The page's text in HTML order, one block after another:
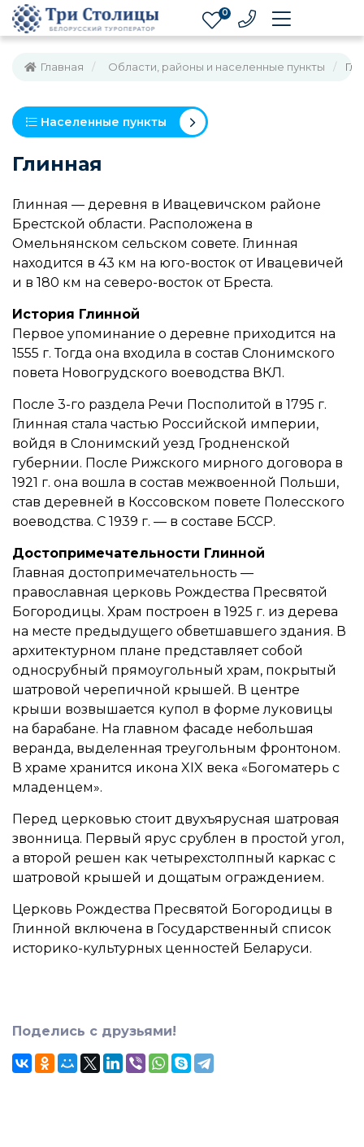
0
Главная Области, районы и населенные пункты
Населенные пункты
Глинная
Глинная — деревня в Ивацевичском районе
Брестской области. Расположена в
Омельнянском сельском совете. Глинная
находится в 43 км на юго-восток от Ивацевичей
и в 180 км на северо-восток от Бреста.
История Глинной
Первое упоминание о деревне приходится на
1555 г. Тогда она входила в состав Слонимского
повета Новогрудского воеводства ВКЛ.
После 3-го раздела Речи Посполитой в 1795 г.
Глинная стала частью Российской империи,
войдя в Слонимский уезд Гродненской
губернии. После Рижского мирного договора в
1921 г. она вошла в состав межвоенной Польши,
став деревней в Коссовском повете Полесского
воеводства. С 1939 г. — в составе БССР.
Достопримечательности Глинной
Главная достопримечательность —
православная церковь Рождества Пресвятой
Богородицы. Храм построен в 1925 г. из дерева
на месте предыдущего обветшавшего здания. В
архитектурном плане представляет собой
односрубный прямоугольный храм, покрытый
шатровой черепичной крышей. В центре
крыши возвышается купол в форме луковицы
на барабане. На главном фасаде небольшая
веранда, выделенная треугольным фронтоном.
В храме хранится икона XIX века «Богоматерь с
младенцем».
Перед церковью стоит двухъярусная шатровая
звонница. Первый ярус срублен в простой угол,
а второй решен как четырехстолпный каркас с
шатровой крышей и дощатым ограждением.
Церковь Рождества Пресвятой Богородицы в
Глинной включена в Государственный список
историко-культурных ценностей Беларуси.
Поделись с друзьями!